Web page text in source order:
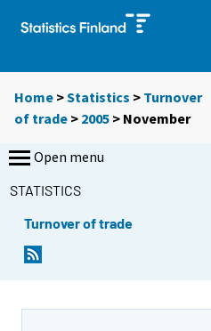
Home >Statistics > Turnover
of trade > 2005 > November
Open menu
STATISTICS
Turnover of trade